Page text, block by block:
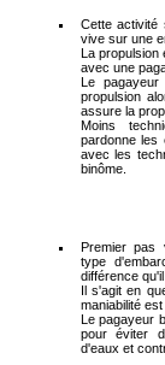
Cette activité
vive sur une
La propulsion
avec une
Le
propulsion
assure la
Moins
pardonne les
avec les
binôme.
Premier pas
type
différence
Il s'agit en
maniabilité
Le pagayeur
pour éviter
d'eaux et